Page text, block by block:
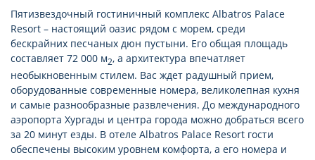
Пятизвездочный гостиничный комплекс Albatros Palace
Resort – настоящий оазис рядом с морем, среди
бескрайних песчаных дюн пустыни. Его общая площадь
составляет 72 000 м2, а архитектура впечатляет
необыкновенным стилем. Вас ждет радушный прием,
оборудованные современные номера, великолепная кухня
и самые разнообразные развлечения. До международного
аэропорта Хургады и центра города можно добраться всего
за 20 минут езды. В отеле Albatros Palace Resort гости
обеспечены высоким уровнем комфорта, а его номера и